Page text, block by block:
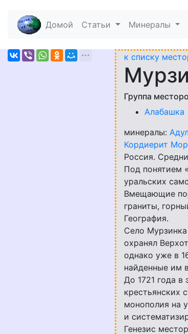
Домой (current)
Статьи Минералы
к списку
Группа
Алабашка
минералы:
Кордиерит
Россия.
Под понятием
уральских
Вмещающие
граниты,
География.
Село Мурзинка
охранял
однако уже в
найденные им
До 1721 года в
крестьянских
монополия на
и
Генезис